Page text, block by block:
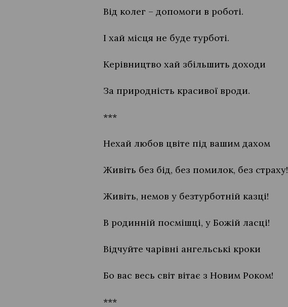
Від колег – допомоги в роботі.
І хай місця не буде турботі.
Керівництво хай збільшить доходи
За природність красивої вроди.
***
Нехай любов цвіте під вашим дахом
Живіть без бід, без помилок, без страху!
Живіть, немов у безтурботній казці!
В родинній посмішці, у Божій ласці!
Відчуйте чарівні ангельські кроки
Бо вас весь світ вітає з Новим Роком!
***